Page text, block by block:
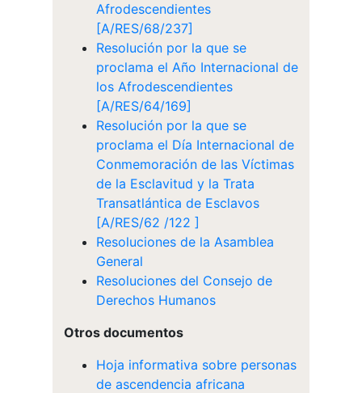
Afrodescendientes
[A/RES/68/237]
Resolución por la que se
proclama el Año Internacional de
los Afrodescendientes
[A/RES/64/169]
Resolución por la que se
proclama el Día Internacional de
Conmemoración de las Víctimas
de la Esclavitud y la Trata
Transatlántica de Esclavos
[A/RES/62 /122 ]
Resoluciones de la Asamblea
General
Resoluciones del Consejo de
Derechos Humanos
Otros documentos
Hoja informativa sobre personas
de ascendencia africana